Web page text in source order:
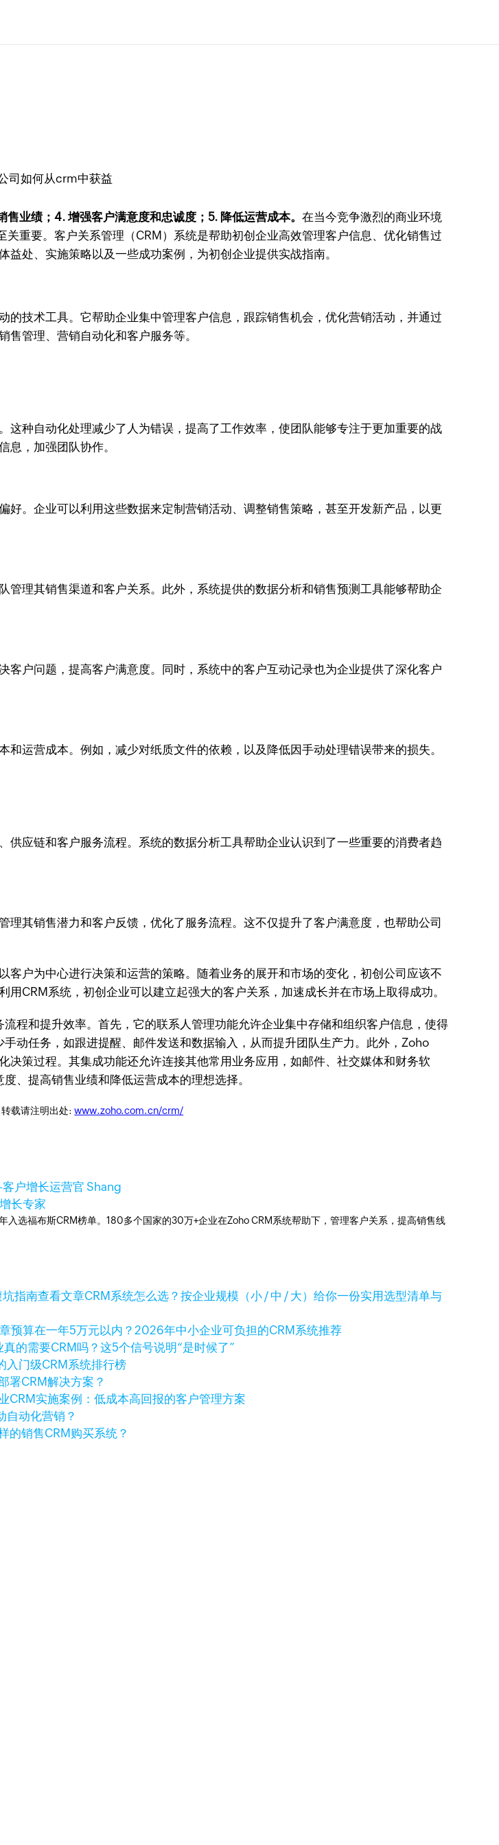
业绩；4. 增强客户满意度和忠诚度；5. 降低运营成本。在当今竞争激烈的商业环境
重要。客户关系管理（CRM）系统是帮助初创企业高效管理客户信息、优化销售过
处、实施策略以及一些成功案例，为初创企业提供实战指南。
技术工具。它帮助企业集中管理客户信息，跟踪销售机会，优化营销活动，并通过
管理、营销自动化和客户服务等。
种自动化处理减少了人为错误，提高了工作效率，使团队能够专注于更加重要的战
息，加强团队协作。
。企业可以利用这些数据来定制营销活动、调整销售策略，甚至开发新产品，以更
理其销售渠道和客户关系。此外，系统提供的数据分析和销售预测工具能够帮助企
户问题，提高客户满意度。同时，系统中的客户互动记录也为企业提供了深化客户
运营成本。例如，减少对纸质文件的依赖，以及降低因手动处理错误带来的损失。
应链和客户服务流程。系统的数据分析工具帮助企业认识到了一些重要的消费者趋
其销售潜力和客户反馈，优化了服务流程。这不仅提升了客户满意度，也帮助公司
户为中心进行决策和运营的策略。随着业务的展开和市场的变化，初创公司应该不
CRM系统，初创企业可以建立起强大的客户关系，加速成长并在市场上取得成功。
程和提升效率。首先，它的联系人管理功能允许企业集中存储和组织客户信息，使得
手动任务，如跟进提醒、邮件发送和数据输入，从而提升团队生产力。此外，Zoho
策过程。其集成功能还允许连接其他常用业务应用，如邮件、社交媒体和财务软
、提高销售业绩和降低运营成本的理想选择。
转载请注明出处:www.zoho.com.cn/crm/
户增长运营官 Shang
长专家
选福布斯CRM榜单。180多个国家的30万+企业在Zoho CRM系统帮助下，管理客户关系，提高销售线
查看文章CRM系统怎么选？按企业规模（小 / 中 / 大）给你一份实用选型清单与
预算在一年5万元以内？2026年中小企业可负担的CRM系统推荐
真的需要CRM吗？这5个信号说明“是时候了”
入门级CRM系统排行榜
署CRM解决方案？
CRM实施案例：低成本高回报的客户管理方案
自动化营销？
的销售CRM购买系统？